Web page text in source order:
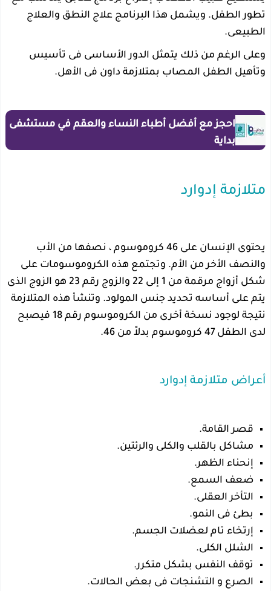
تطور الطفل. ويشمل هذا البرنامج علاج النطق والعلاج
الطبيعى.
وعلى الرغم من ذلك يتمثل الدور الأساسى فى تأسيس
وتأهيل الطفل المصاب بمتلازمة داون فى الأهل.
احجز مع أفضل أطباء النساء والعقم في مستشفى
بداية
متلازمة إدوارد
يحتوى الإنسان على 46 كروموسوم ، نصفها من الأب
والنصف الأخر من الأم. وتجتمع هذه الكروموسومات على
شكل أزواج مرقمة من 1 إلى 22 والزوج رقم 23 هو الزوج الذى
يتم على أساسه تحديد جنس المولود. وتنشأ هذه المتلازمة
نتيجة لوجود نسخة أخرى من الكروموسوم رقم 18 فيصبح
لدى الطفل 47 كروموسوم بدلاً من 46.
أعراض متلازمة إدوارد
قصر القامة.
مشاكل بالقلب والكلى والرئتين.
إنحناء الظهر.
ضعف السمع.
التأخر العقلى.
بطئ فى النمو.
إرتخاء تام لعضلات الجسم.
الشلل الكلى.
توقف النفس بشكل متكرر.
الصرع و التشنجات فى بعض الحالات.